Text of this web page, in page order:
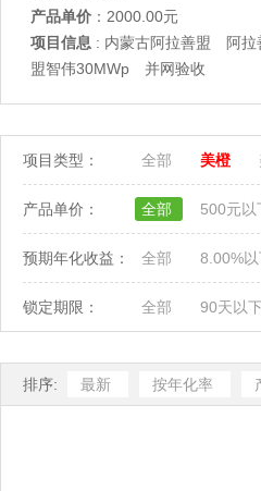
产品单价 ：2000.00元
项目信息 : 内蒙古阿拉善盟 阿拉
盟智伟30MWp 并网验收
项目类型： 全部 美橙
产品单价： 全部 500元以
预期年化收益： 全部 8.00%
锁定期限： 全部 90天以
排序: 最新 按年化率